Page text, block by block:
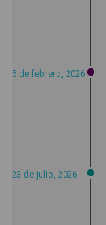
5 de febrero, 2026
23 de julio, 2026